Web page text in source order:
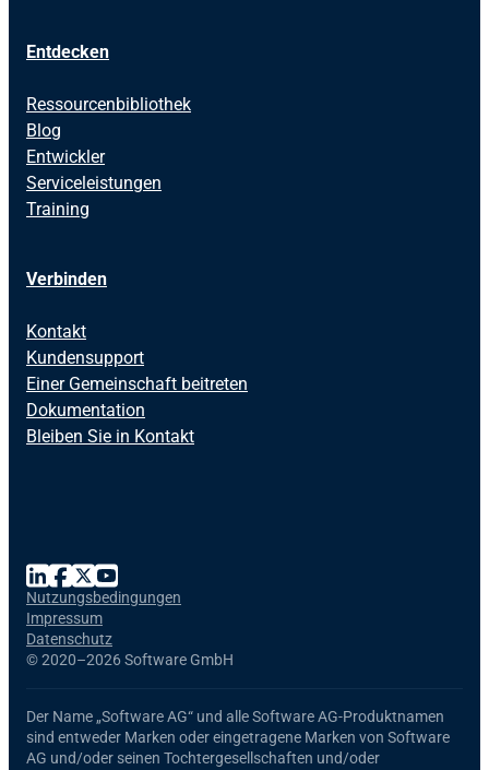
Entdecken
Ressourcenbibliothek
Blog
Entwickler
Serviceleistungen
Training
Verbinden
Kontakt
Kundensupport
Einer Gemeinschaft beitreten
Dokumentation
Bleiben Sie in Kontakt
©2020–2026 Software GmbH
Nutzungsbedingungen
Impressum
Datenschutz
Der Name „Software AG“ und alleSoftware AG-Produktnamen
sind entweder Marken oder eingetragene Marken von Software
AG und/oder seinen Tochtergesellschaften und/oder